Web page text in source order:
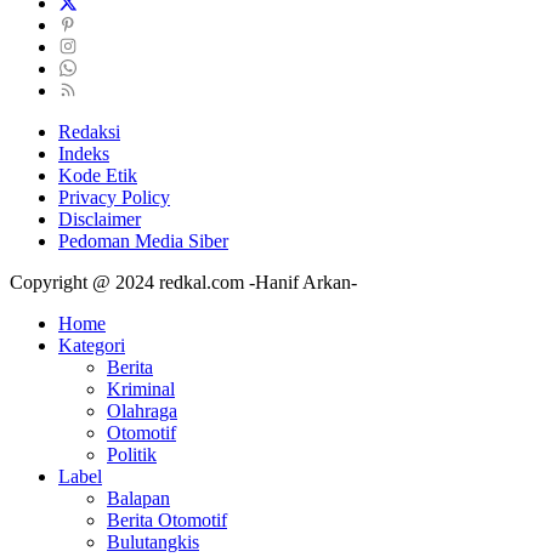
Redaksi
Indeks
Kode Etik
Privacy Policy
Disclaimer
Pedoman Media Siber
Copyright @ 2024 redkal.com -Hanif Arkan-
Home
Kategori
Berita
Kriminal
Olahraga
Otomotif
Politik
Label
Balapan
Berita Otomotif
Bulutangkis